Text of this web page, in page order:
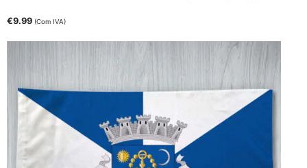
€9.99 (Com IVA)